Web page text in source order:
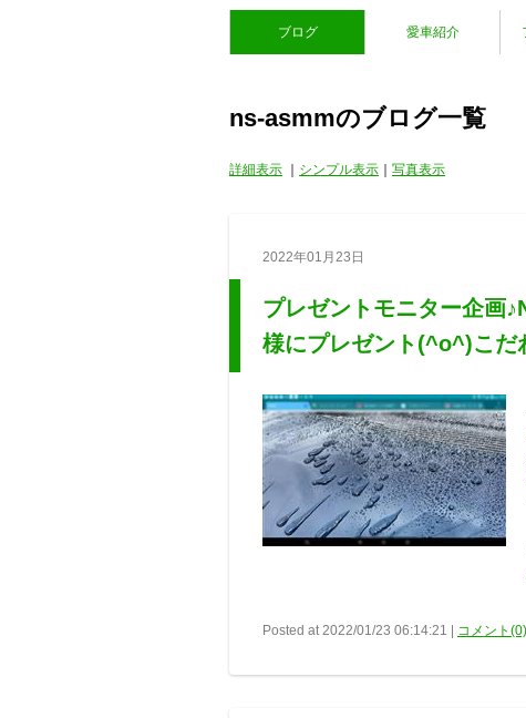
ブログ 愛車紹介
ns-asmmのブログ一覧
詳細表示 シンプル表示 写真表示
2022年01月23日
プレゼントモニター企画
様にプレゼント(^o^)こだ
Posted at 2022/01/23 06:14:21 | コメント(0)